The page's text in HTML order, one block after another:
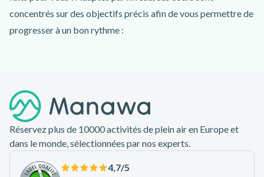
concentrés sur des objectifs précis afin de vous permettre de
progresser à un bon rythme :
découverte du pilotage de l’aile ;
- le cours de niveau débutant / intermédiaire se concentre sur
l’amélioration de votre pilotage de l’aile pour vous permettre
de générer plus de puissance avec le cerf-volant de traction ;
- le cours de niveau intermédiaire vous apprend à coordonner
Réservez plus de 10000 activités de plein air en Europe et
dans le monde, sélectionnées par nos experts.
4,7/5